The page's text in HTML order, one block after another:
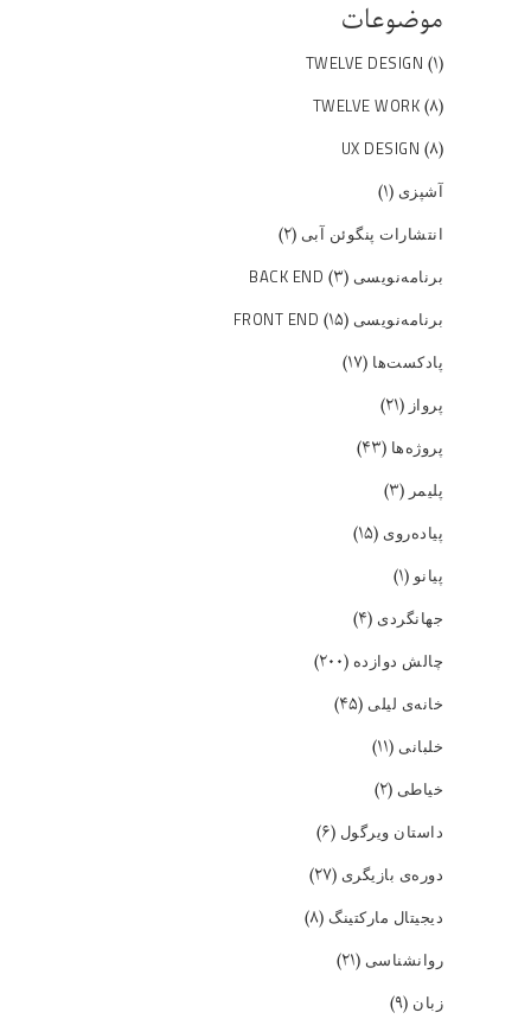
موضوعات
TWELVE DESIGN (۱)
TWELVE WORK (۸)
UX DESIGN (۸)
آشپزی (۱)
انتشارات پنگوئن آبی (۲)
برنامه‌نویسی BACK END (۳)
برنامه‌نویسی FRONT END (۱۵)
پادکست‌ها (۱۷)
پرواز (۲۱)
پروژه‌ها (۴۳)
پلیمر (۳)
پیاده‌روی (۱۵)
پیانو(۱)
جهانگردی (۴)
چالش دوازده (۲۰۰)
خانه‌ی لیلی (۴۵)
خلبانی (۱۱)
خیاطی (۲)
داستان ویرگول (۶)
دوره‌ی بازیگری (۲۷)
دیجیتال مارکتینگ (۸)
روانشناسی (۲۱)
زبان (۹)